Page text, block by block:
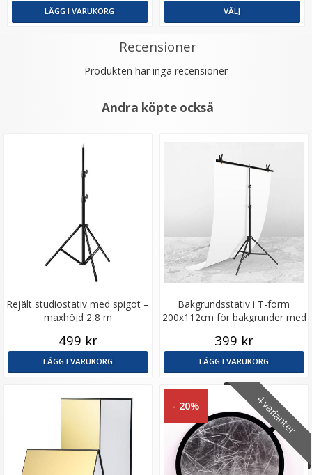
179 kr
LÄGG I VARUKORG VÄLJ
Recensioner
Produkten har inga recensioner
Andra köpte också
Rejält studiostativ med spigot –
maxhöjd 2,8 m
499 kr
LÄGG I VARUKORG
Bakgrundsstativ i T-form
200x112cm för bakgrunder med
399 kr
LÄGG I VARUKORG
4 varianter
- 20%